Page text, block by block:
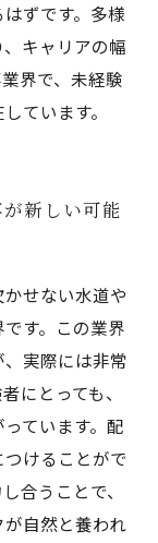
ずです。多様
キャリアの幅
界で、未経験
ています。
新しい可能
せない水道や
す。この業界
実際には非常
にとっても、
ています。配
けることがで
合うことで、
自然と養われ